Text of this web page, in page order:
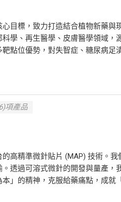
目標，致力打造結合植物新藥與
學、再生醫學、皮膚醫學領域，
點位優勢，對失智症、糖尿病足
項產品
高精準微針貼片 (MAP) 技術。
透過可溶式微針的開發與量產，
」的精神，克服給藥痛點，成就